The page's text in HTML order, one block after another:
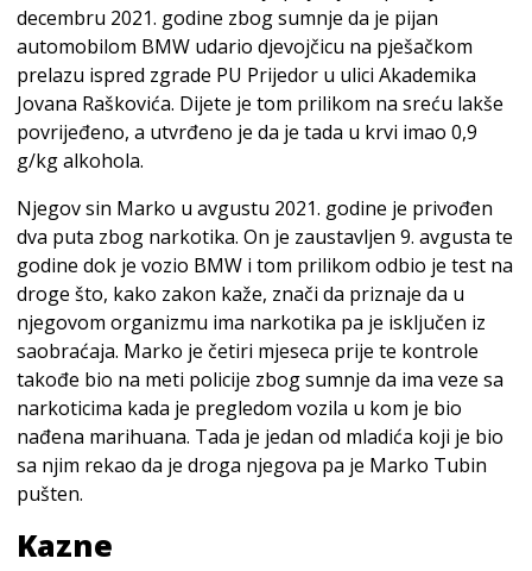
decembru 2021. godine zbog sumnje da je pijan
automobilom BMW udario djevojčicu na pješačkom
prelazu ispred zgrade PU Prijedor u ulici Akademika
Jovana Raškovića. Dijete je tom prilikom na sreću lakše
povrijeđeno, a utvrđeno je da je tada u krvi imao 0,9
g/kg alkohola.
Njegov sin Marko u avgustu 2021. godine je privođen
dva puta zbog narkotika. On je zaustavljen 9. avgusta te
godine dok je vozio BMW i tom prilikom odbio je test na
droge što, kako zakon kaže, znači da priznaje da u
njegovom organizmu ima narkotika pa je isključen iz
saobraćaja. Marko je četiri mjeseca prije te kontrole
takođe bio na meti policije zbog sumnje da ima veze sa
narkoticima kada je pregledom vozila u kom je bio
nađena marihuana. Tada je jedan od mladića koji je bio
sa njim rekao da je droga njegova pa je Marko Tubin
pušten.
Kazne